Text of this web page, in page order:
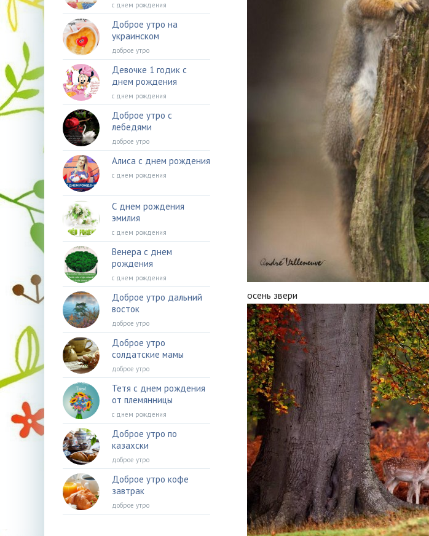
осень звери
с днем рождения
Доброе утро на
украинском
доброе утро
Девочке 1 годик с
днем рождения
с днем рождения
Доброе утро с
лебедями
доброе утро
Алиса с днем рождения
с днем рождения
С днем рождения
эмилия
с днем рождения
Венера с днем
рождения
с днем рождения
Доброе утро дальний
восток
доброе утро
Доброе утро
солдатские мамы
доброе утро
Тетя с днем рождения
от племянницы
с днем рождения
Доброе утро по
казахски
доброе утро
Доброе утро кофе
завтрак
доброе утро